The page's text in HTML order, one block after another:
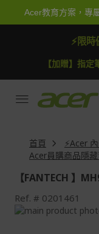
⚡限時
【加贈】指
首頁
⚡Acer
Acer員購商品隱
【FANTECH 】
Ref. 0201461
Skip